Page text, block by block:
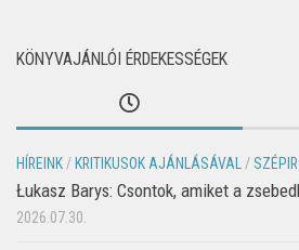
KÖNYVAJÁNLÓI ÉRDEKESSÉGEK
HÍREINK / KRITIKUSOK AJÁNLÁSÁVAL /
Łukasz Barys: Csontok, amiket a
2026.07.30.